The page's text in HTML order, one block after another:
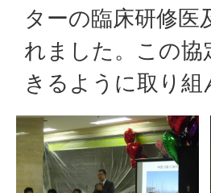
ターの臨床研修医
れました。この
きるように取り